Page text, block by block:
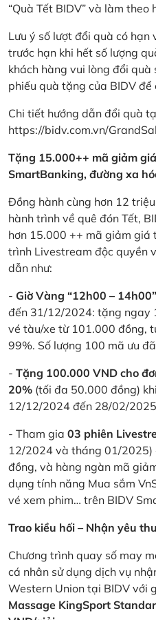
“Quà Tết BIDV” và làm theo
Lưu ý số lượt đổi quà có
trước hạn khi hết số lượng
khách hàng vui lòng đổi quà
phiếu quà tặng của BIDV
Chi tiết hướng dẫn đổi quà
https://bidv.com.vn/
Tặng 15.000++ mã giảm
SmartBanking, đường xa
Đồng hành cùng hơn 12
hành trình về quê đón Tết,
hơn 15.000 ++ mã giảm giá
trình Livestream độc quyền
dẫn như:
- Giờ Vàng “12h00 – 14h00”
đến 31/12/2024: tặng ngay
vé tàu/xe từ 101.000 đồng,
99%. Số lượng 100 mã ưu
- Tặng 100.000 VND cho
20% (tối đa 50.000 đồng)
12/12/2024 đến 28/02/
- Tham gia 03 phiên
12/2024 và tháng 01/2025)
đồng, và hàng ngàn mã
dụng tính năng Mua sắm
vé xem phim… trên BIDV
Trao kiều hối – Nhận yêu
Chương trình quay số may
cá nhân sử dụng dịch vụ
Western Union tại BIDV với
Massage KingSport